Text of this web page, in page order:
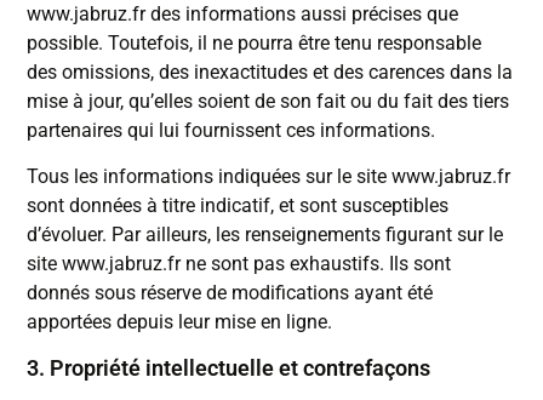
www.jabruz.fr des informations aussi précises que
possible. Toutefois, il ne pourra être tenu responsable
des omissions, des inexactitudes et des carences dans la
mise à jour, qu’elles soient de son fait ou du fait des tiers
partenaires qui lui fournissent ces informations.
Tous les informations indiquées sur le site www.jabruz.fr
sont données à titre indicatif, et sont susceptibles
d’évoluer. Par ailleurs, les renseignements figurant sur le
site www.jabruz.fr ne sont pas exhaustifs. Ils sont
donnés sous réserve de modifications ayant été
apportées depuis leur mise en ligne.
3. Propriété intellectuelle et contrefaçons